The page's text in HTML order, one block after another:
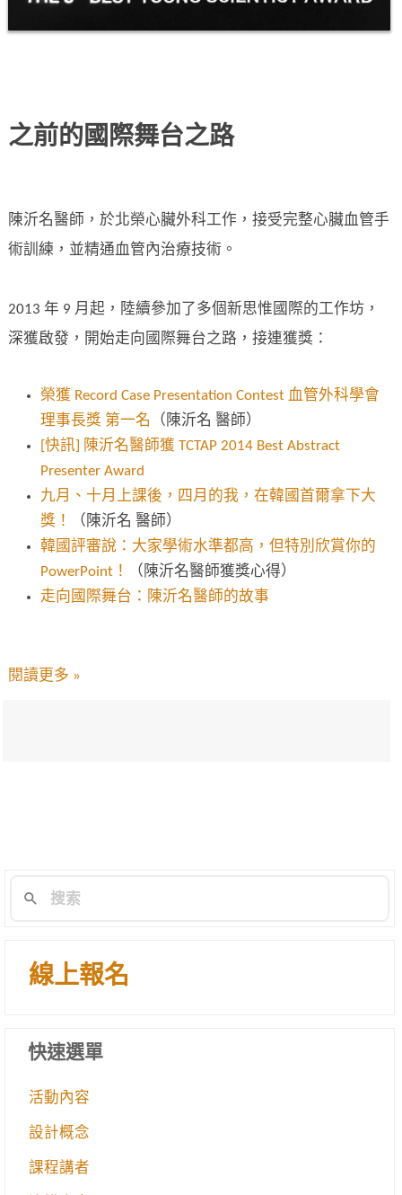
之前的國際舞台之路
陳沂名醫師，於北榮心臟外科工作，接受完整心臟血管手
術訓練，並精通血管內治療技術。
2013 年 9 月起，陸續參加了多個新思惟國際的工作坊，
深獲啟發，開始走向國際舞台之路，接連獲獎：
榮獲 Record Case Presentation Contest 血管外科學會
理事長獎 第一名
（陳沂名 醫師）
[快訊] 陳沂名醫師獲 TCTAP 2014 Best Abstract
Presenter Award
九月、十月上課後，四月的我，在韓國首爾拿下大
獎！
（陳沂名 醫師）
韓國評審說：大家學術水準都高，但特別欣賞你的
PowerPoint！
（陳沂名醫師獲獎心得）
走向國際舞台：陳沂名醫師的故事
閱讀更多 »
線上報名
快速選單
活動內容
設計概念
課程講者